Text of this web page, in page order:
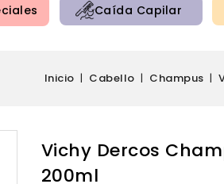
Caída Capilar
Inicio Cabello Champus
Vichy Dercos
200ml